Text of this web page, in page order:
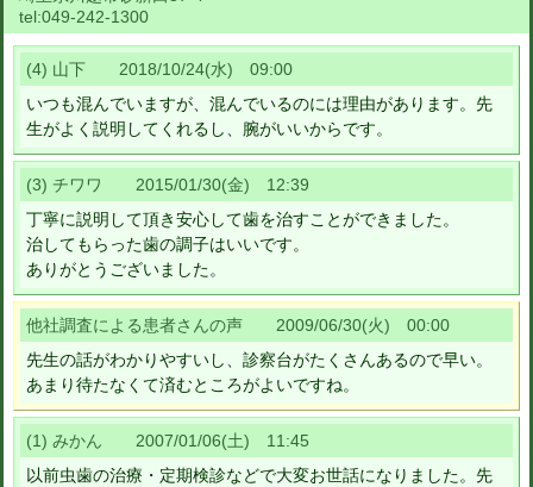
tel:049-242-1300
(4) 山下 2018/10/24(水) 09:00
いつも混んでいますが、混んでいるのには理由があります。先
生がよく説明してくれるし、腕がいいからです。
(3) チワワ 2015/01/30(金) 12:39
丁寧に説明して頂き安心して歯を治すことができました。
治してもらった歯の調子はいいです。
ありがとうございました。
他社調査による患者さんの声 2009/06/30(火) 00:00
先生の話がわかりやすいし、診察台がたくさんあるので早い。
あまり待たなくて済むところがよいですね。
(1) みかん 2007/01/06(土) 11:45
以前虫歯の治療・定期検診などで大変お世話になりました。先